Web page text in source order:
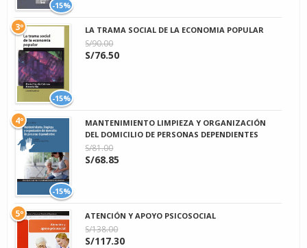
-15%
-15%
LA TRAMA SOCIAL DE LA ECONOMIA POPULAR
S/90.00
S/76.50
3º
-15%
MANTENIMIENTO LIMPIEZA Y ORGANIZACIÓN
DEL DOMICILIO DE PERSONAS DEPENDIENTES
S/81.00
S/68.85
4º
ATENCIÓN Y APOYO PSICOSOCIAL
S/138.00
S/117.30
5º